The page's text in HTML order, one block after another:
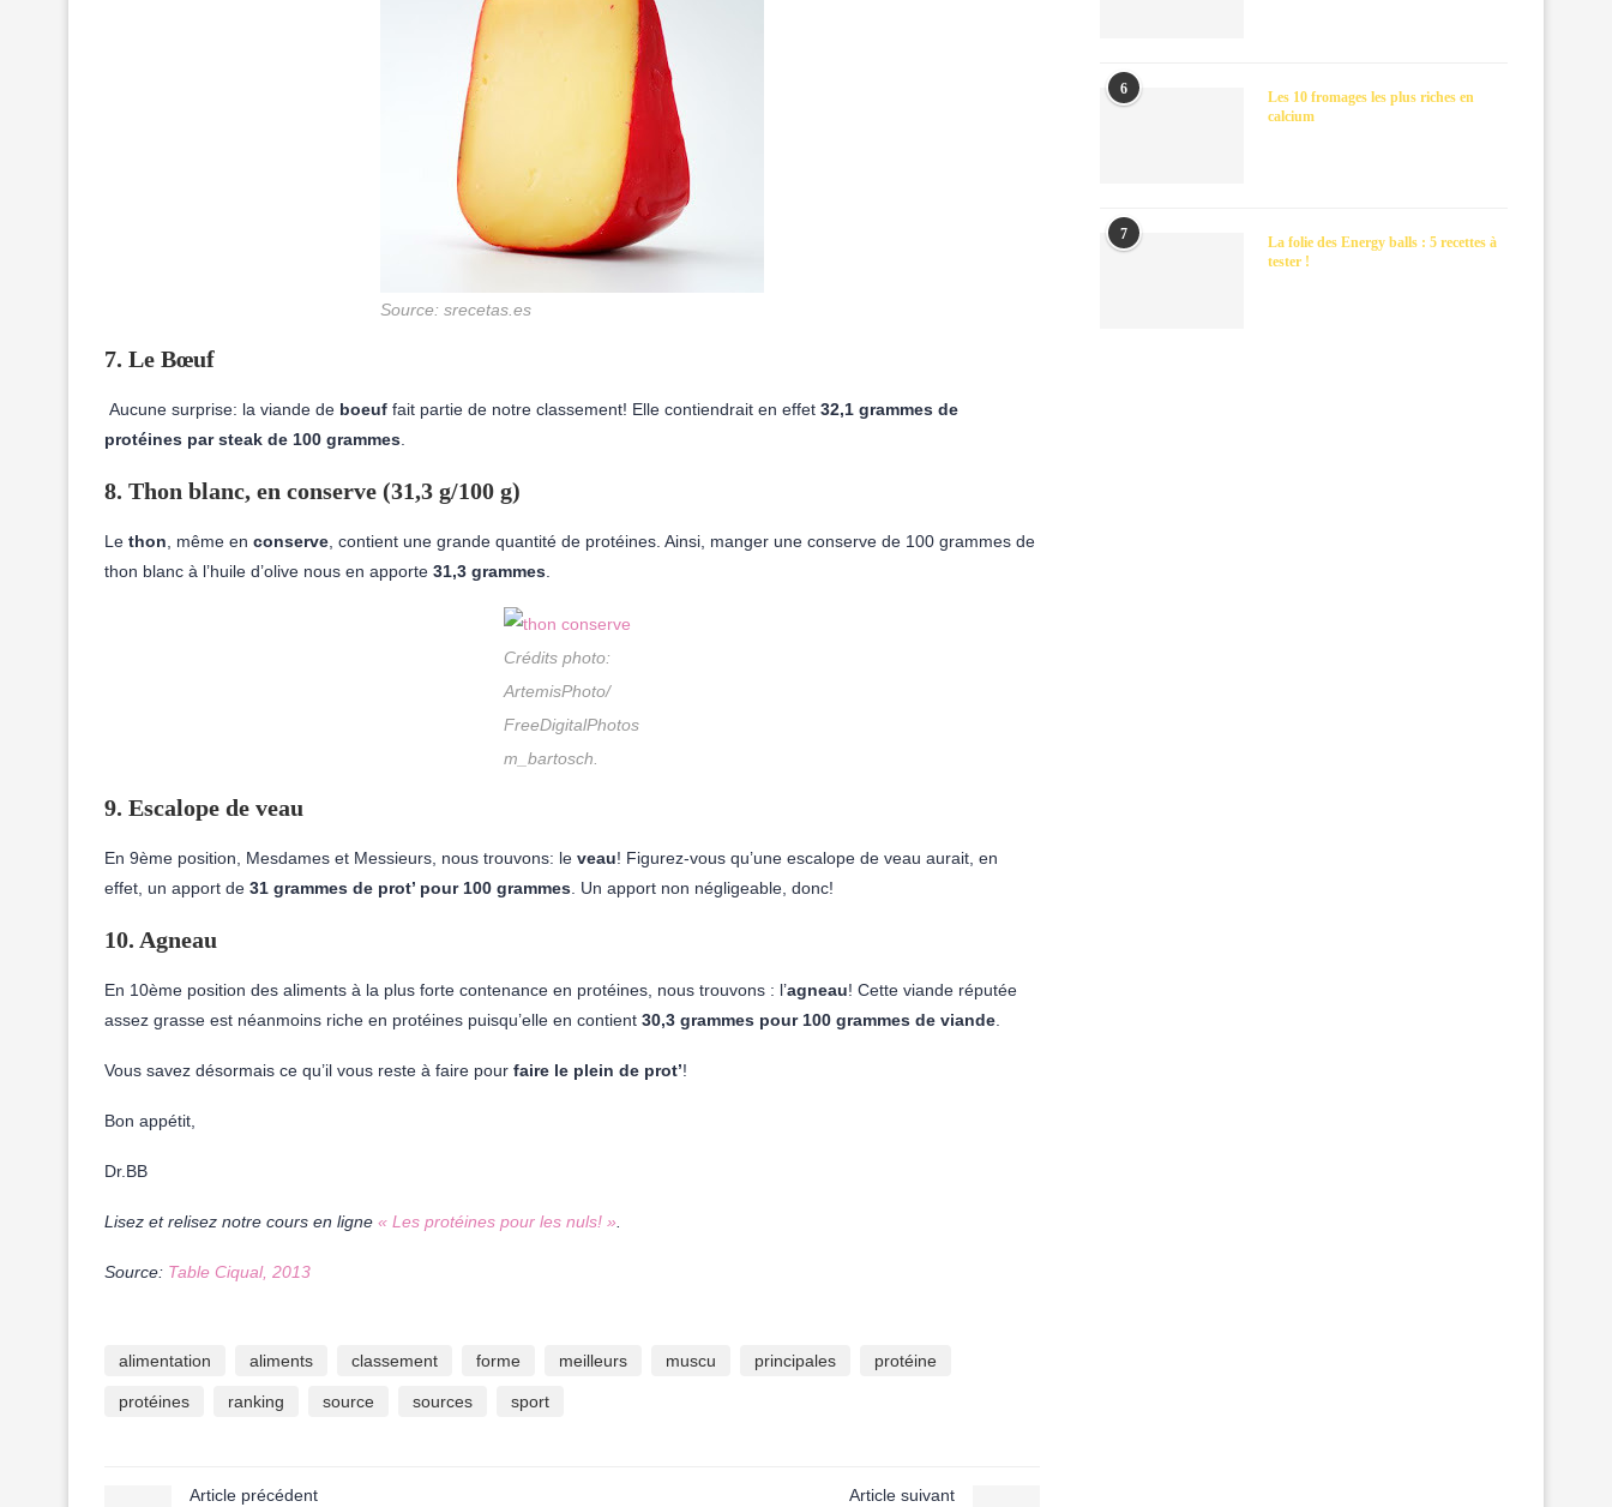
Source: srecetas.es
7. Le Bœuf
Aucune surprise: la viande de boeuf fait partie de notre classement! Elle contiendrait en effet 32,1 grammes de
protéines par steak de 100 grammes
8. Thon blanc, en conserve (31,3 g/100 g)
Le thon , même en conserve , contient une grande quantité de protéines. Ainsi, manger une conserve de 100 grammes de
thon blanc à l’huile d’olive nous en apporte 31,3 grammes
Crédits photo:
ArtemisPhoto/
FreeDigitalPhotos
m_bartosch.
9. Escalope de veau
En 9ème position, Mesdames et Messieurs, nous trouvons: le veau! Figurez-vous qu’une escalope de veau aurait, en
effet, un apport de 31 grammes de prot’ pour 100 grammes . Un apport non négligeable, donc!
10. Agneau
En 10ème position des aliments à la plus forte contenance en protéines, nous trouvons : l’agneau! Cette viande réputée
assez grasse est néanmoins riche en protéines puisqu’elle en contient 30,3 grammes pour 100 grammes de viande
Vous savez désormais ce qu’il vous reste à faire pour faire le plein de prot’!
Bon appétit,
Dr.BB
Lisez et relisez notre cours en ligne « Les protéines pour les nuls! »
Source: Table Ciqual, 2013
alimentation aliments classement forme meilleurs muscu principales protéine
protéines ranking source sources sport
Article précédent Article suivant
6
Les 10 fromages les plus riches en
calcium
7
La folie des Energy balls : 5 recettes à
tester !